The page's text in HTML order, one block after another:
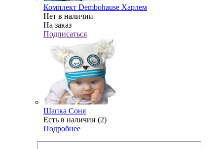
Комплект Dembohause Харлем
Нет в наличии
На заказ
Подписаться
Шапка Соня
Есть в наличии (2)
Подробнее